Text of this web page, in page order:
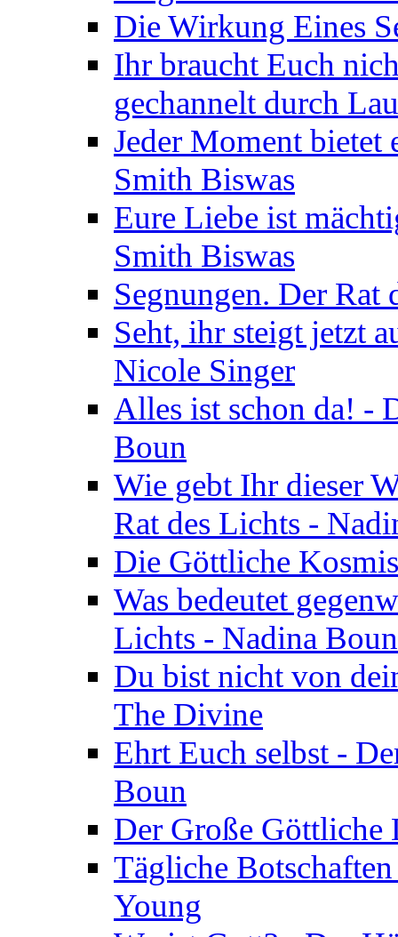
Die Wirkung Eines
Ihr braucht Euch
gechannelt durch
Jeder Moment bietet
Smith Biswas
Eure Liebe ist
Smith Biswas
Segnungen. Der
Seht, ihr steigt jetzt
Nicole Singer
Alles ist schon da! -
Boun
Wie gebt Ihr dieser
Rat des Lichts -
Die Göttliche
Was bedeutet
Lichts - Nadina Boun
Du bist nicht von
The Divine
Ehrt Euch selbst -
Boun
Der Große
Tägliche
Young